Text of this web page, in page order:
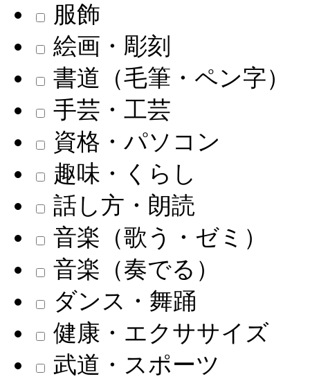
服飾
絵画・彫刻
書道（毛筆・ペン字）
手芸・工芸
資格・パソコン
趣味・くらし
話し方・朗読
音楽（歌う・ゼミ）
音楽（奏でる）
ダンス・舞踊
健康・エクササイズ
武道・スポーツ